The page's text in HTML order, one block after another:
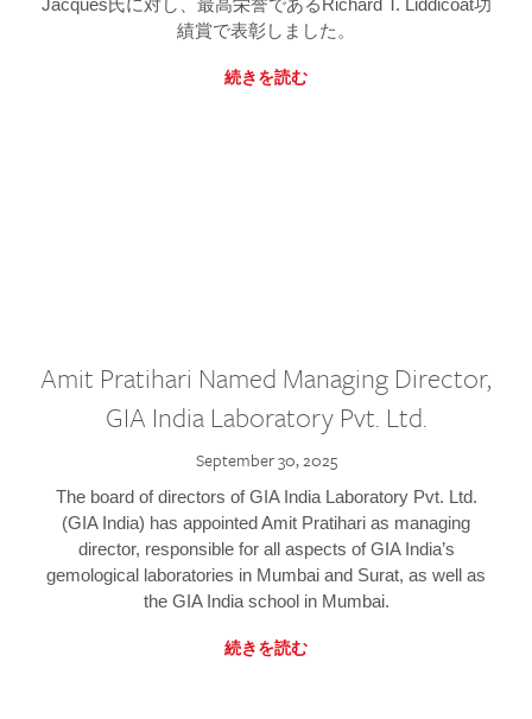
Jacques氏に対し、最高栄誉であるRichard T. Liddicoat功
績賞で表彰しました。
続きを読む
Amit Pratihari Named Managing Director,
GIA India Laboratory Pvt. Ltd.
September 30, 2025
The board of directors of GIA India Laboratory Pvt. Ltd.
(GIA India) has appointed Amit Pratihari as managing
director, responsible for all aspects of GIA India’s
gemological laboratories in Mumbai and Surat, as well as
the GIA India school in Mumbai.
続きを読む